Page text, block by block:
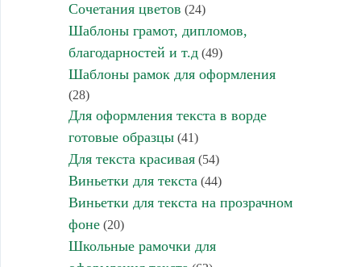
Сочетания цветов (24)
Шаблоны грамот, дипломов,
благодарностей и т.д(49)
Шаблоны рамок для оформления
(28)
Для оформления текста в ворде
готовые образцы(41)
Для текста красивая(54)
Виньетки для текста (44)
Виньетки для текста на прозрачном
фоне(20)
Школьные рамочки для